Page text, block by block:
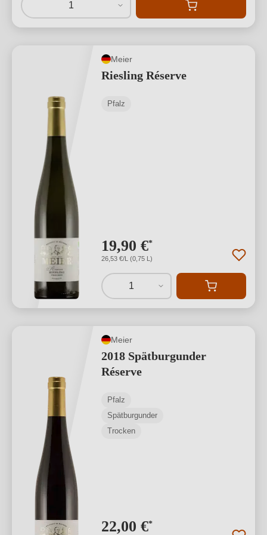
1
Meier
Riesling Réserve
Pfalz
19,90 €*
26,53 €/L (0,75 L)
1
Meier
2018 Spätburgunder
Réserve
Pfalz
Spätburgunder
Trocken
22,00 €*